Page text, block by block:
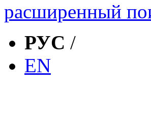
расширенный
РУС /
EN